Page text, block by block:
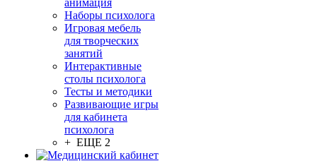
анимация
Наборы психолога
Игровая мебель
для творческих
занятий
Интерактивные
столы психолога
Тесты и методики
Развивающие игры
для кабинета
психолога
+ ЕЩЕ 2